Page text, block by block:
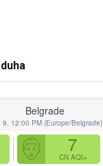
Belgrade
9, 12:00 PM (Europe/Belgrade)
7
CN AQI+